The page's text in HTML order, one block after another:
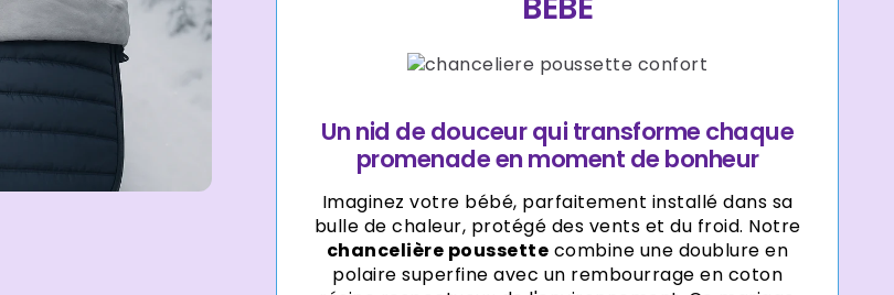
Un nid de douceur qui transforme chaque
promenade en moment de bonheur
Imaginez votre bébé, parfaitement installé dans sa
bulle de chaleur, protégé des vents et du froid. Notre
chancelière poussette combine une doublure en
polaire superfine avec un rembourrage en coton